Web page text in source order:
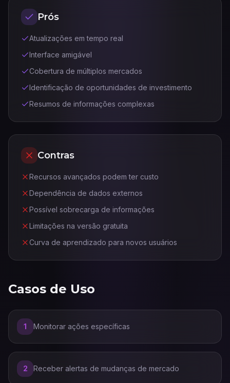
Prós
Atualizações em tempo real
Interface amigável
Cobertura de múltiplos mercados
Identificação de oportunidades de investimento
Resumos de informações complexas
Contras
Recursos avançados podem ter custo
Dependência de dados externos
Possível sobrecarga de informações
Limitações na versão gratuita
Curva de aprendizado para novos usuários
Casos de Uso
1 Monitorar ações específicas
2 Receber alertas de mudanças de mercado